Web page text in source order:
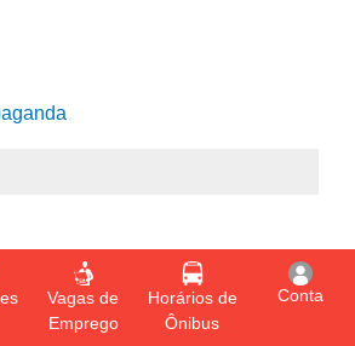
Vagas de
Emprego
Horários de
Ônibus
Conta